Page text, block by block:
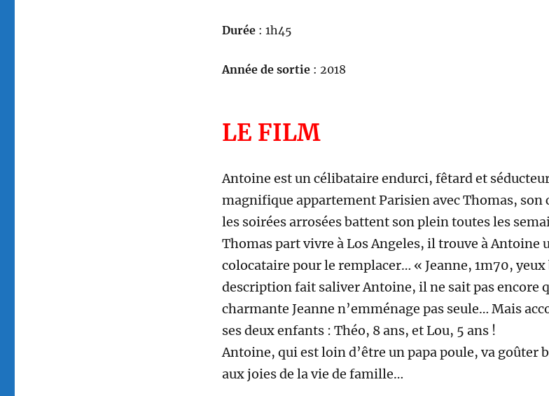
Durée: 1h45
Année de sortie : 2018
LE FILM
Antoine est un célibataire endurci, fêtard et
magnifique appartement Parisien avec Thomas, son
les soirées arrosées battent son plein toutes les
Thomas part vivre à Los Angeles, il trouve à Antoine
colocataire pour le remplacer… « Jeanne, 1m70, yeux
description fait saliver Antoine, il ne sait pas encore
charmante Jeanne n’emménage pas seule… Mais
ses deux enfants : Théo, 8 ans, et Lou, 5 ans !
Antoine, qui est loin d’être un papa poule, va goûter
aux joies de la vie de famille…